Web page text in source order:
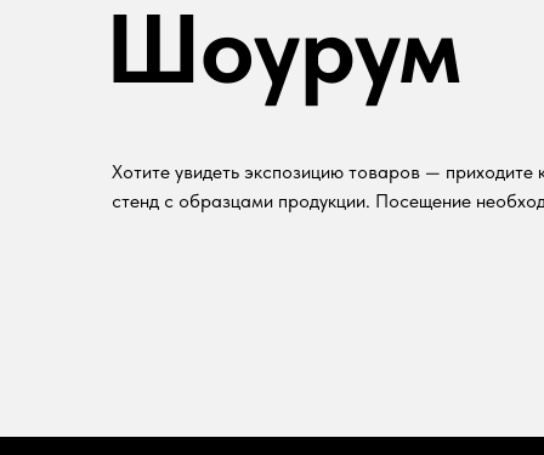
Шоурум
Хотите увидеть экспозицию товаров —
стенд с образцами продукции. Посещение